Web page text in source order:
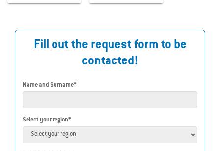
Fill out the request form to be
contacted!
Name and Surname*
Select your region*